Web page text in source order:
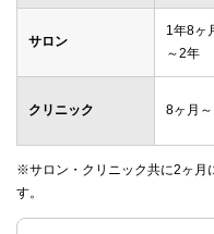
サロン
1年8ヶ
～2年
クリニック 8ヶ月
※サロン・クリニック共に2ヶ月
す。